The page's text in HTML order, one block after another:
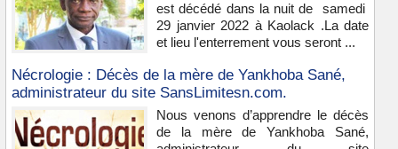
est décédé dans la nuit de samedi
29 janvier 2022 à Kaolack .La date
et lieu l'enterrement vous seront ...
Nécrologie : Décès de la mère de Yankhoba Sané,
administrateur du site SansLimitesn.com.
Nous venons d’apprendre le décès
de la mère de Yankhoba Sané,